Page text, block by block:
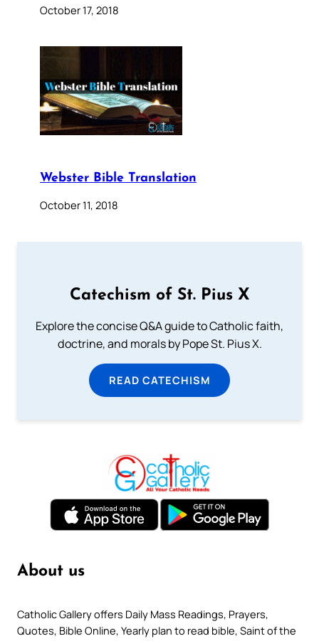
October 17, 2018
Webster Bible Translation
October 11, 2018
Catechism of St. Pius X
Explore the concise Q&A guide to Catholic faith,
doctrine, and morals by Pope St. Pius X.
READ CATECHISM
About us
Catholic Gallery offers Daily Mass Readings, Prayers,
Quotes, Bible Online, Yearly plan to read bible, Saint of the